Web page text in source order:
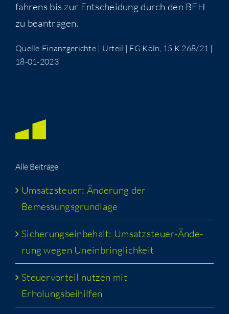
fah­rens bis zur Ent­schei­dung durch den BFH
zu beantragen.
Quelle:Finanzgerichte | Urteil | FG Köln, 15 K 268/21 |
18-01-2023
Alle Bei­trä­ge
Umsatz­steu­er: Ände­rung der
Bemessungsgrundlage
Siche­rungs­ein­be­halt: Umsatz­steu­er-Ände­
rung wegen Uneinbringlichkeit
Steu­er­vor­teil nut­zen mit
Erholungsbeihilfen